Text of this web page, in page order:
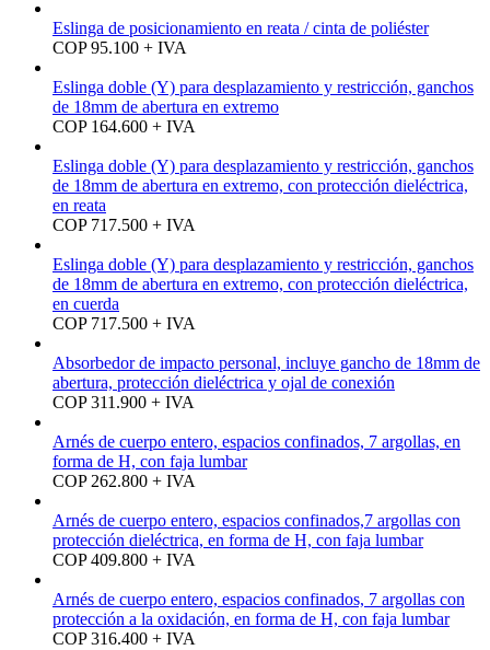
Eslinga de posicionamiento en reata / cinta de poliéster
COP 95.100 + IVA
Eslinga doble (Y) para desplazamiento y restricción, ganchos
de 18mm de abertura en extremo
COP 164.600 + IVA
Eslinga doble (Y) para desplazamiento y restricción, ganchos
de 18mm de abertura en extremo, con protección dieléctrica,
en reata
COP 717.500 + IVA
Eslinga doble (Y) para desplazamiento y restricción, ganchos
de 18mm de abertura en extremo, con protección dieléctrica,
en cuerda
COP 717.500 + IVA
Absorbedor de impacto personal, incluye gancho de 18mm de
abertura, protección dieléctrica y ojal de conexión
COP 311.900 + IVA
Arnés de cuerpo entero, espacios confinados, 7 argollas, en
forma de H, con faja lumbar
COP 262.800 + IVA
Arnés de cuerpo entero, espacios confinados,7 argollas con
protección dieléctrica, en forma de H, con faja lumbar
COP 409.800 + IVA
Arnés de cuerpo entero, espacios confinados, 7 argollas con
protección a la oxidación, en forma de H, con faja lumbar
COP 316.400 + IVA